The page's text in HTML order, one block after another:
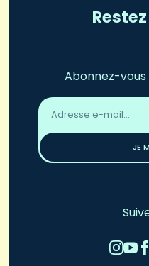
Abonnez-
Adresse
email
JE